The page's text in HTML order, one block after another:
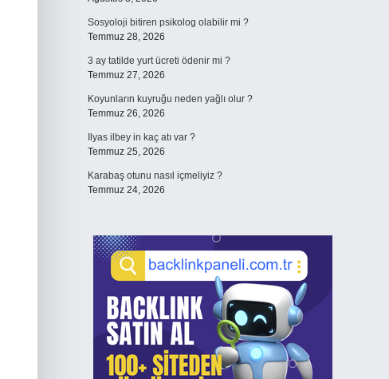
Sosyoloji bitiren psikolog olabilir mi ?
Temmuz 28, 2026
3 ay tatilde yurt ücreti ödenir mi ?
Temmuz 27, 2026
Koyunların kuyruğu neden yağlı olur ?
Temmuz 26, 2026
Ilyas ilbey in kaç atı var ?
Temmuz 25, 2026
Karabaş otunu nasıl içmeliyiz ?
Temmuz 24, 2026